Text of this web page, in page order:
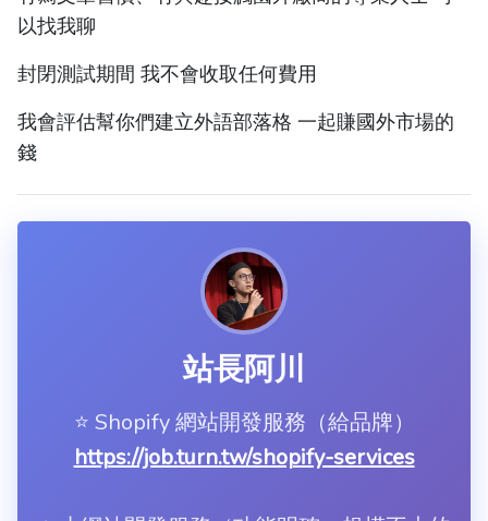
以找我聊
封閉測試期間 我不會收取任何費用
我會評估幫你們建立外語部落格 一起賺國外市場的
錢
站長阿川
⭐️ Shopify 網站開發服務（給品牌）
https://job.turn.tw/shopify-services